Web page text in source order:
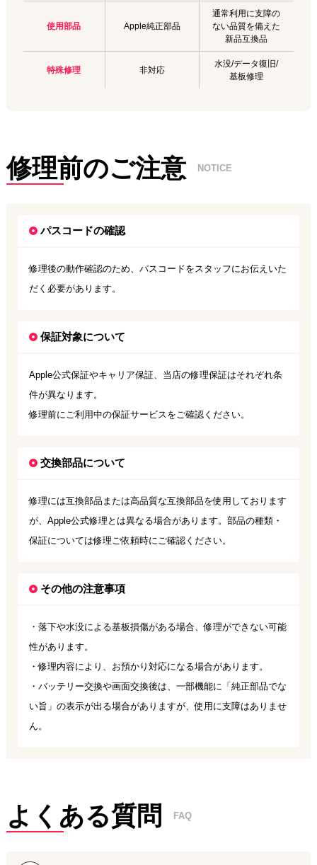
使用部品 Apple純正部品
通常利用に支障の
ない品質を備えた
新品互換品
特殊修理 非対応
水没/データ復旧/
基板修理
修理前のご注意 NOTICE
パスコードの確認
修理後の動作確認のため、パスコードをスタッフにお伝えいた
だく必要があります。
保証対象について
Apple公式保証やキャリア保証、当店の修理保証はそれぞれ条
件が異なります。
修理前にご利用中の保証サービスをご確認ください。
交換部品について
修理には互換部品または高品質な互換部品を使用しております
が、Apple公式修理とは異なる場合があります。部品の種類・
保証については修理ご依頼時にご確認ください。
その他の注意事項
・落下や水没による基板損傷がある場合、修理ができない可能
性があります。
・修理内容により、お預かり対応になる場合があります。
・バッテリー交換や画面交換後は、一部機能に「純正部品でな
い旨」の表示が出る場合がありますが、使用に支障はありませ
ん。
よくある質問 FAQ